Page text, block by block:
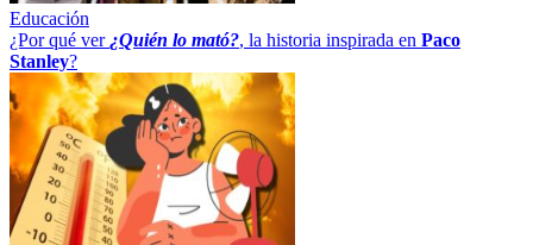
Educación
¿Por qué ver ¿Quién lo mató?, la historia inspirada en Paco
Stanley?